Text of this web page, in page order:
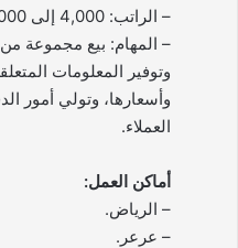
– الراتب: 4,000 إلى 6,000 ريال سعودي.
– المهام: بيع مجموعة من
وتوفير المعلومات
وأسعارها، وتولي أمور
العملاء.
أماكن العمل:
– الرياض.
– عرعر.